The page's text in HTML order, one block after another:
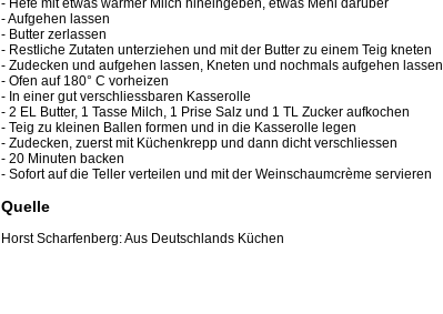
- Hefe mit etwas warmer Milch hineingeben, etwas Mehl darüber
- Aufgehen lassen
- Butter zerlassen
- Restliche Zutaten unterziehen und mit der Butter zu einem Teig kneten
- Zudecken und aufgehen lassen, Kneten und nochmals aufgehen lassen
- Ofen auf 180° C vorheizen
- In einer gut verschliessbaren Kasserolle
- 2 EL Butter, 1 Tasse Milch, 1 Prise Salz und 1 TL Zucker aufkochen
- Teig zu kleinen Ballen formen und in die Kasserolle legen
- Zudecken, zuerst mit Küchenkrepp und dann dicht verschliessen
- 20 Minuten backen
- Sofort auf die Teller verteilen und mit der Weinschaumcrème servieren
Quelle
Horst Scharfenberg: Aus Deutschlands Küchen